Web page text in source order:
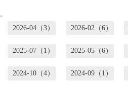
2026-04（3） 2026-02（6）
2025-07（1） 2025-05（6）
2024-10（4） 2024-09（1）